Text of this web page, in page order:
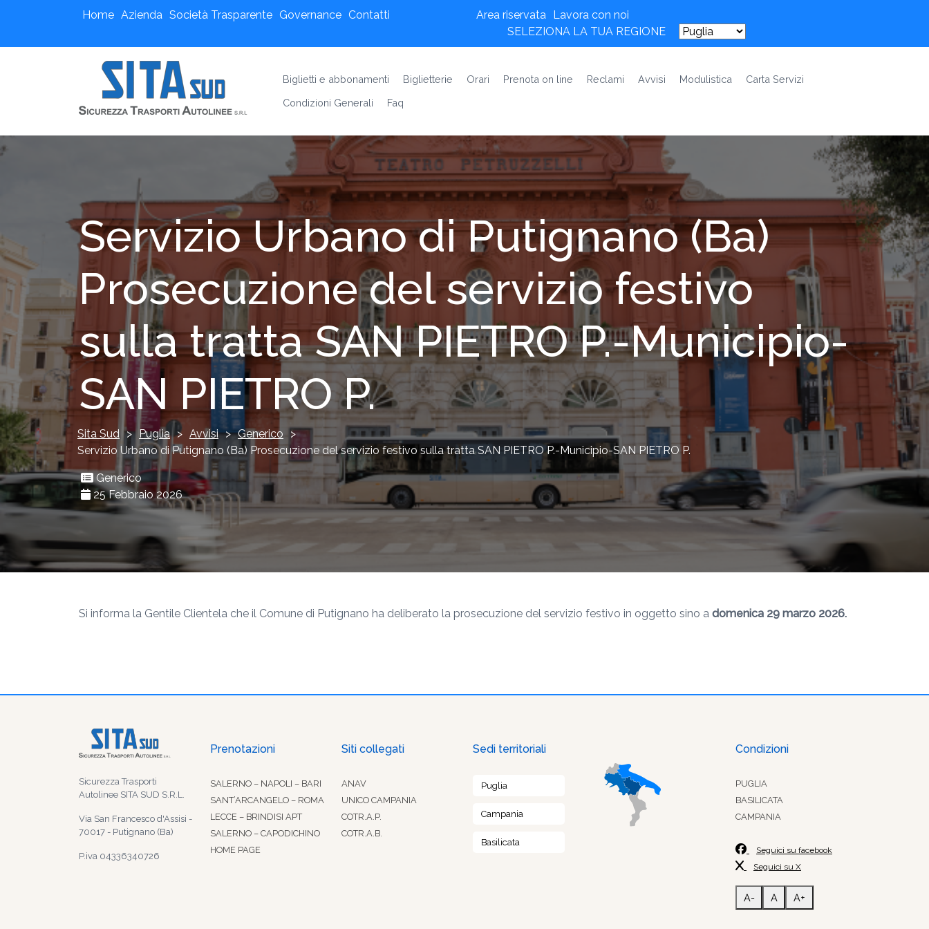
Home Azienda Società Trasparente Governance Contatti Area riservata Lavora con noi
SELEZIONA LA TUA REGIONE
Biglietti e abbonamenti Biglietterie Orari Prenota on line Reclami Avvisi Modulistica
Carta Servizi
Condizioni Generali
Faq
Servizio Urbano di Putignano (Ba)
Prosecuzione del servizio festivo
sulla tratta SAN PIETRO P.-Municipio-
SAN PIETRO P.
Sita Sud > Puglia > Avvisi > Generico
>
Servizio Urbano di Putignano (Ba) Prosecuzione del servizio festivo sulla tratta SAN PIETRO P.-Municipio-SAN PIETRO P.
Generico
25 Febbraio 2026
Si informa la Gentile Clientela che il Comune di Putignano ha deliberato la prosecuzione del servizio festivo in oggetto sino a domenica 29 marzo 2026.
Sicurezza Trasporti
Autolinee SITA SUD S.R.L.
Via San Francesco d'Assisi -
70017 - Putignano (Ba)
P.iva 04336340726
Prenotazioni
SALERNO – NAPOLI – BARI
SANT’ARCANGELO – ROMA
LECCE – BRINDISI APT
SALERNO – CAPODICHINO
HOME PAGE
Siti collegati
ANAV
UNICO CAMPANIA
COTR.A.P.
COTR.A.B.
Sedi territoriali
Puglia
Campania
Basilicata
Condizioni
PUGLIA
BASILICATA
CAMPANIA
Seguici su facebook
Seguici su X
A- A A+